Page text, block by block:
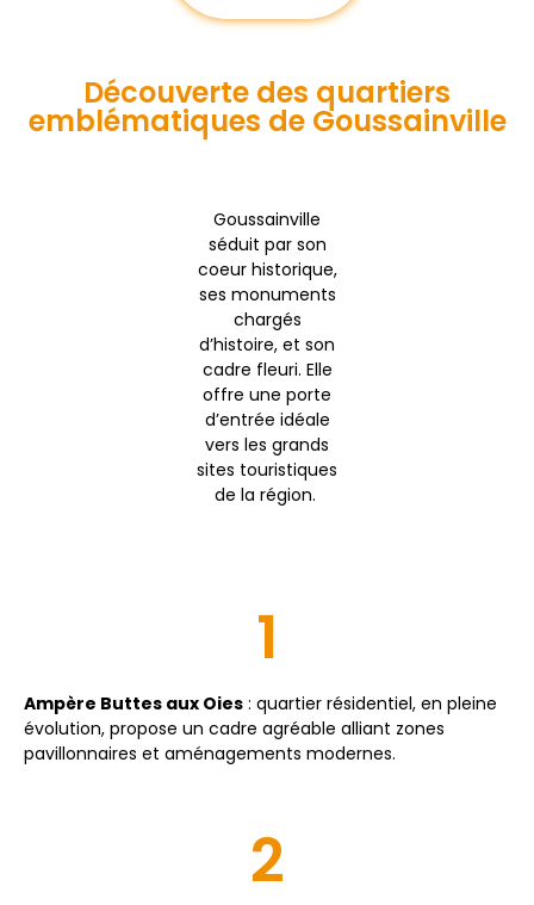
Découverte des quartiers
emblématiques de Goussainville
Goussainville
séduit par son
coeur historique,
ses monuments
chargés
d’histoire, et son
cadre fleuri. Elle
offre une porte
d’entrée idéale
vers les grands
sites touristiques
de la région.
1
Ampère Buttes aux Oies : quartier résidentiel, en pleine
évolution, propose un cadre agréable alliant zones
pavillonnaires et aménagements modernes.
2